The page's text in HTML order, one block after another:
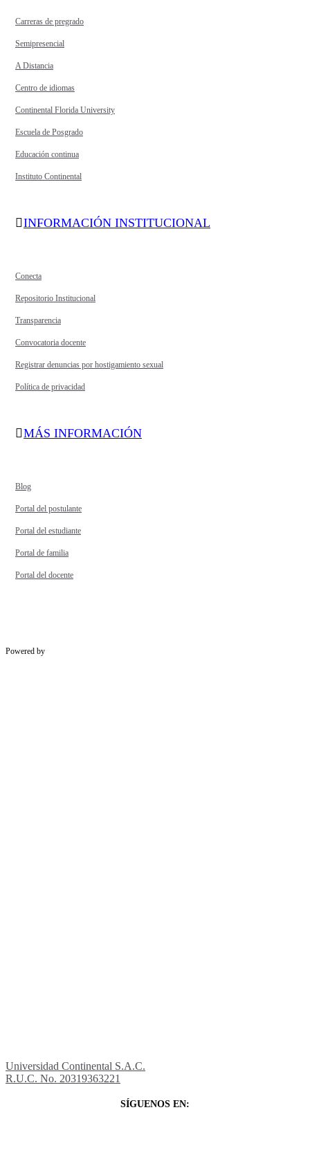
Carreras de pregrado
Semipresencial
A Distancia
Centro de idiomas
Continental Florida University
Escuela de Posgrado
Educación continua
Instituto Continental
INFORMACIÓN INSTITUCIONAL
Conecta
Repositorio Institucional
Transparencia
Convocatoria docente
Registrar denuncias por hostigamiento sexual
Política de privacidad
MÁS INFORMACIÓN
Blog
Portal del postulante
Portal del estudiante
Portal de familia
Portal del docente
Powered by
Universidad Continental S.A.C.
R.U.C. No. 20319363221
SÍGUENOS EN: